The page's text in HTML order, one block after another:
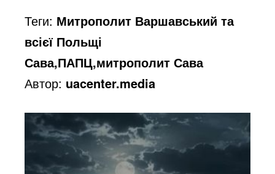
Теги: Митрополит Варшавський та
всієї Польщі
Сава,ПАПЦ,митрополит Сава
Автор: uacenter.media